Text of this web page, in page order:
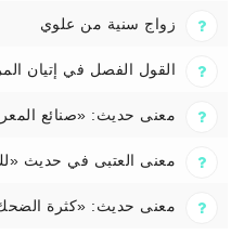
زواج سنية من علوي
القول الفصل في إتيان
معنى حديث: «صنائع
معنى العتبى في حديث
معنى حديث: «كثرة